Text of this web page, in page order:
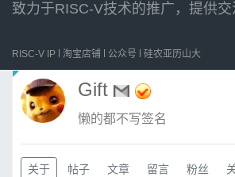
致力于RISC-V技术的推广，提供
RISC-V IP 淘宝店铺 公众号 硅农亚历山大
Gift
懒的都不写签名
关于 帖子 文章 留言 粉丝